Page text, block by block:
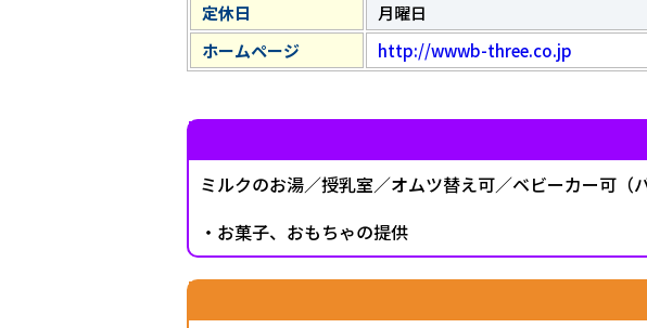
定休日
月曜日
ホームページ
http://wwwb-three.co.jp
ミルクのお湯／授乳室／オムツ替え可／ベビーカー可（
・お菓子、おもちゃの提供